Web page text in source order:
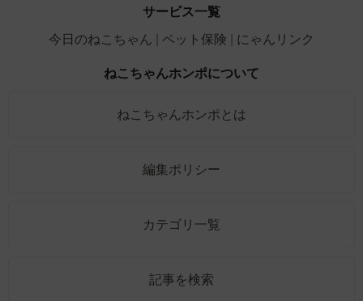
サービス一覧
今日のねこちゃん
ペット保険 にゃんリンク
ねこちゃんホンポについて
ねこちゃんホンポとは
編集ポリシー
カテゴリ一覧
記事を検索